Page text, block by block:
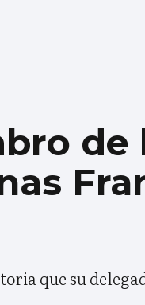
de
que su